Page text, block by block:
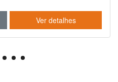
Consulta rápida